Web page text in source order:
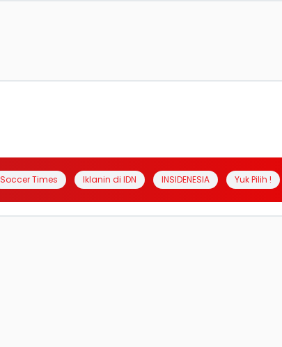
Soccer Times Iklanin di IDN INSIDENESIA Yuk Pilih !